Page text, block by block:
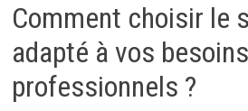
Comment choisir le
adapté à vos besoins
professionnels ?